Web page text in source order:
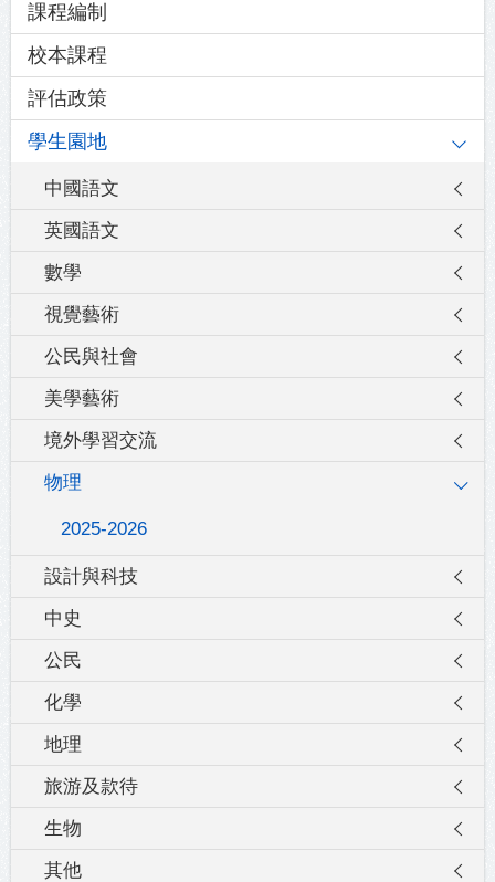
navigation
課程編制
校本課程
評估政策
學生園地
中國語文
英國語文
數學
視覺藝術
公民與社會
美學藝術
境外學習交流
物理
2025-2026
設計與科技
中史
公民
化學
地理
旅游及款待
生物
其他